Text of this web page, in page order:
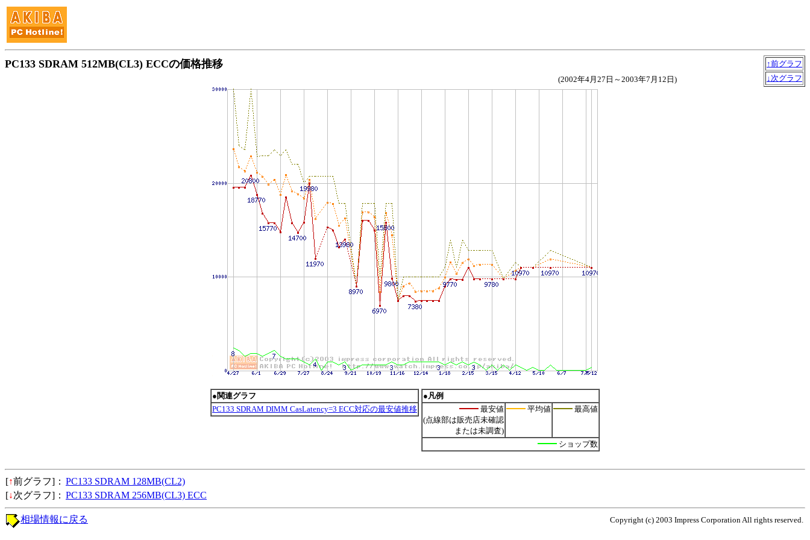
PC133 SDRAM 512MB(CL3) ECCの価格推移
↑前グラフ
↓次グラフ
(2002年4月27日～2003年7月12日)
●関連グラフ
PC133 SDRAM DIMM CasLatency=3 ECC対応の最安値推移
●凡例
最安値
(点線部は販売店未確認
または未調査)
平均値 最高値
ショップ数
[↑前グラフ]： PC133 SDRAM 128MB(CL2)
[↓次グラフ]： PC133 SDRAM 256MB(CL3) ECC
Copyright (c) 2003 Impress Corporation All rights reserved.
相場情報に戻る